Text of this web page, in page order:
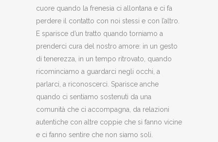
cuore quando la frenesia ci allontana e ci fa
perdere il contatto con noi stessi e con l’altro.
E sparisce d’un tratto quando torniamo a
prenderci cura del nostro amore: in un gesto
di tenerezza, in un tempo ritrovato, quando
ricominciamo a guardarci negli occhi, a
parlarci, a riconoscerci. Sparisce anche
quando ci sentiamo sostenuti da una
comunità che ci accompagna, da relazioni
autentiche con altre coppie che si fanno vicine
e ci fanno sentire che non siamo soli.